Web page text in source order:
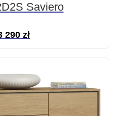
Saviero
290 zł